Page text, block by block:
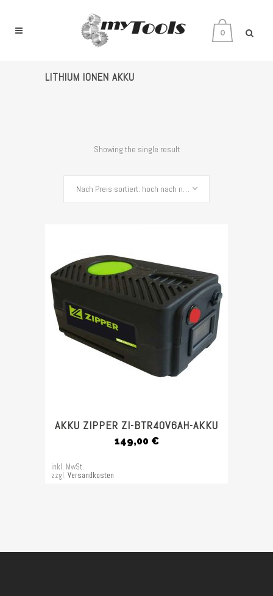
0
LITHIUM IONEN AKKU
Showing the single result
Nach Preis sortiert: hoch nach niedrig
AKKU ZIPPER ZI-BTR40V6AH-AKKU
149,00 €
inkl. MwSt.
zzgl. Versandkosten